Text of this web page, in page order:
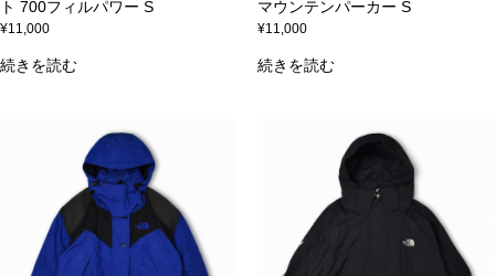
ト 700フィルパワー S
¥11,000
続きを読む
マウンテンパーカー S
¥11,000
続きを読む